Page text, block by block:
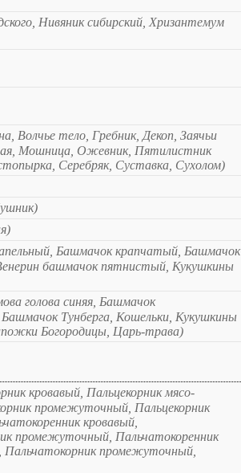
Нивяник сибирский, Хризантемум
Волчье тело, Гребник, Декоп, Заячьи
Мошница, Ожевник, Пятилистник
Серебряк, Суставка, Сухолом)
Башмачок крапчатый, Башмачок
башмачок пятнистый, Кукушкины
голова синяя, Башмачок
Тунберга, Кошельки, Кукушкины
Богородицы, Царь-трава)
кровавый, Пальцекорник мясо-
промежуточный, Пальцекорник
кровавый,
промежуточный, Пальчатокоренник
Пальчатокорник промежуточный,